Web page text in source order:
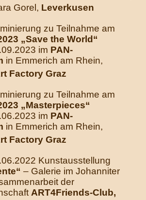
Gorel, Leverkusen
zu Teilnahme am
„Save the World“
im PAN-
in Emmerich am Rhein,
Factory Graz
zu Teilnahme am
„Masterpieces“
im PAN-
in Emmerich am Rhein,
Factory Graz
Kunstausstellung
– Galerie im Johanniter
der
ART4Friends-Club,